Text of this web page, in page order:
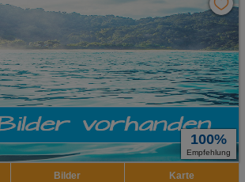
100%
Empfehlung
Bilder Karte